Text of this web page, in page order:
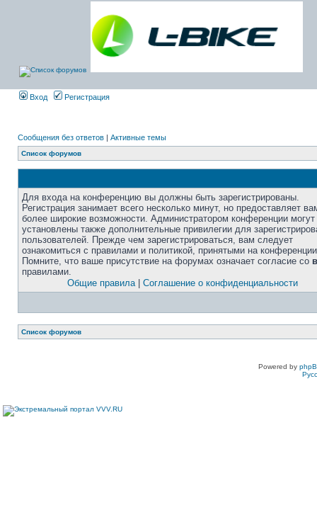
Вход Регистрация
Сообщения без ответов | Активные темы
Список форумов
Для входа на конференцию вы должны быть зарегистрированы.
Регистрация занимает всего несколько минут, но предоставляет
более широкие возможности. Администратором конференции
установлены также дополнительные привилегии для
пользователей. Прежде чем зарегистрироваться, вам следует
ознакомиться с правилами и политикой, принятыми на
Помните, что ваше присутствие на форумах означает согласие со
правилами.
Общие правила| Соглашение о конфиденциальности
Список форумов
Powered by